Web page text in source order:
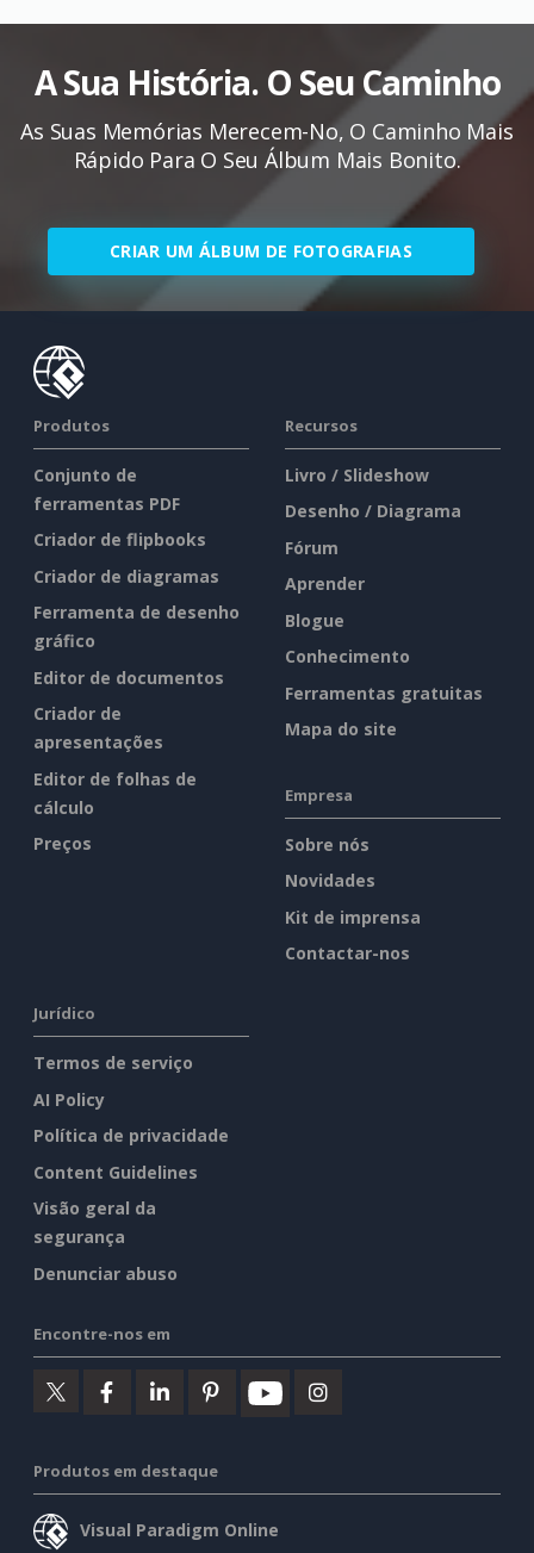
A Sua História. O Seu Caminho
As Suas Memórias Merecem-No, O Caminho Mais
Rápido Para O Seu Álbum Mais Bonito.
CRIAR UM ÁLBUM DE FOTOGRAFIAS
Produtos
Conjunto de
ferramentas PDF
Criador de flipbooks
Criador de diagramas
Ferramenta de desenho
gráfico
Editor de documentos
Criador de
apresentações
Editor de folhas de
cálculo
Preços
Recursos
Livro / Slideshow
Desenho / Diagrama
Fórum
Aprender
Blogue
Conhecimento
Ferramentas gratuitas
Mapa do site
Empresa
Sobre nós
Novidades
Kit de imprensa
Contactar-nos
Jurídico
Termos de serviço
AI Policy
Política de privacidade
Content Guidelines
Visão geral da
segurança
Denunciar abuso
Encontre-nos em
Produtos em destaque
Visual Paradigm Online